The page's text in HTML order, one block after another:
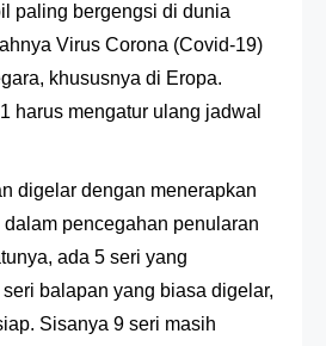
paling bergengsi di dunia
Virus Corona (Covid-19)
khususnya di Eropa.
harus mengatur ulang jadwal
digelar dengan menerapkan
pencegahan penularan
ada 5 seri yang
balapan yang biasa digelar,
Sisanya 9 seri masih